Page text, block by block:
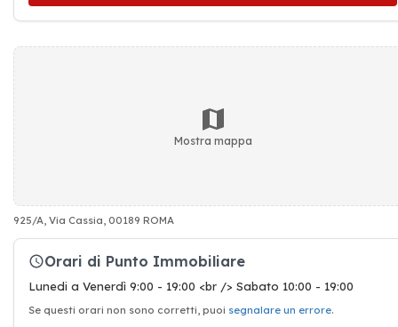
Mostra mappa
925/A, Via Cassia, 00189 ROMA
Orari di Punto Immobiliare
Lunedi a Venerdì 9:00 - 19:00 <br /> Sabato 10:00 - 19:00
Se questi orari non sono corretti, puoi segnalare un errore.